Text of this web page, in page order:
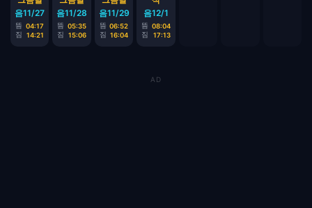
음11/27
뜸 04:17
짐
14:21
음11/28
뜸 05:35
짐
15:06
음11/29
뜸 06:52
짐 16:04
음12/1
뜸 08:04
짐
17:13
AD